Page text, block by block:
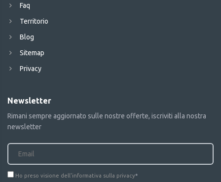
Faq
Territorio
Blog
Sitemap
Privacy
Newsletter
Rimani sempre aggiornato sulle nostre offerte, iscriviti alla nostra
newsletter
Ho preso visione dell'informativa sulla privacy*